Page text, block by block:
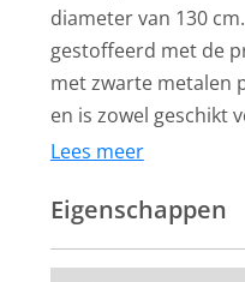
diameter van 130
gestoffeerd met de
met zwarte metalen
en is zowel geschikt
Afmeting:
hoek naar hoek: 230
Lees meer
Eigenschappen